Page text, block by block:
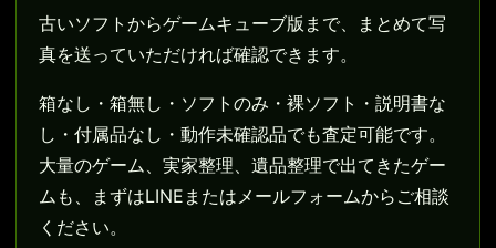
古いソフトからゲームキューブ版まで、まとめて写
真を送っていただければ確認できます。
箱なし・箱無し・ソフトのみ・裸ソフト・説明書な
し・付属品なし・動作未確認品でも査定可能です。
大量のゲーム、実家整理、遺品整理で出てきたゲー
ムも、まずはLINEまたはメールフォームからご相談
ください。